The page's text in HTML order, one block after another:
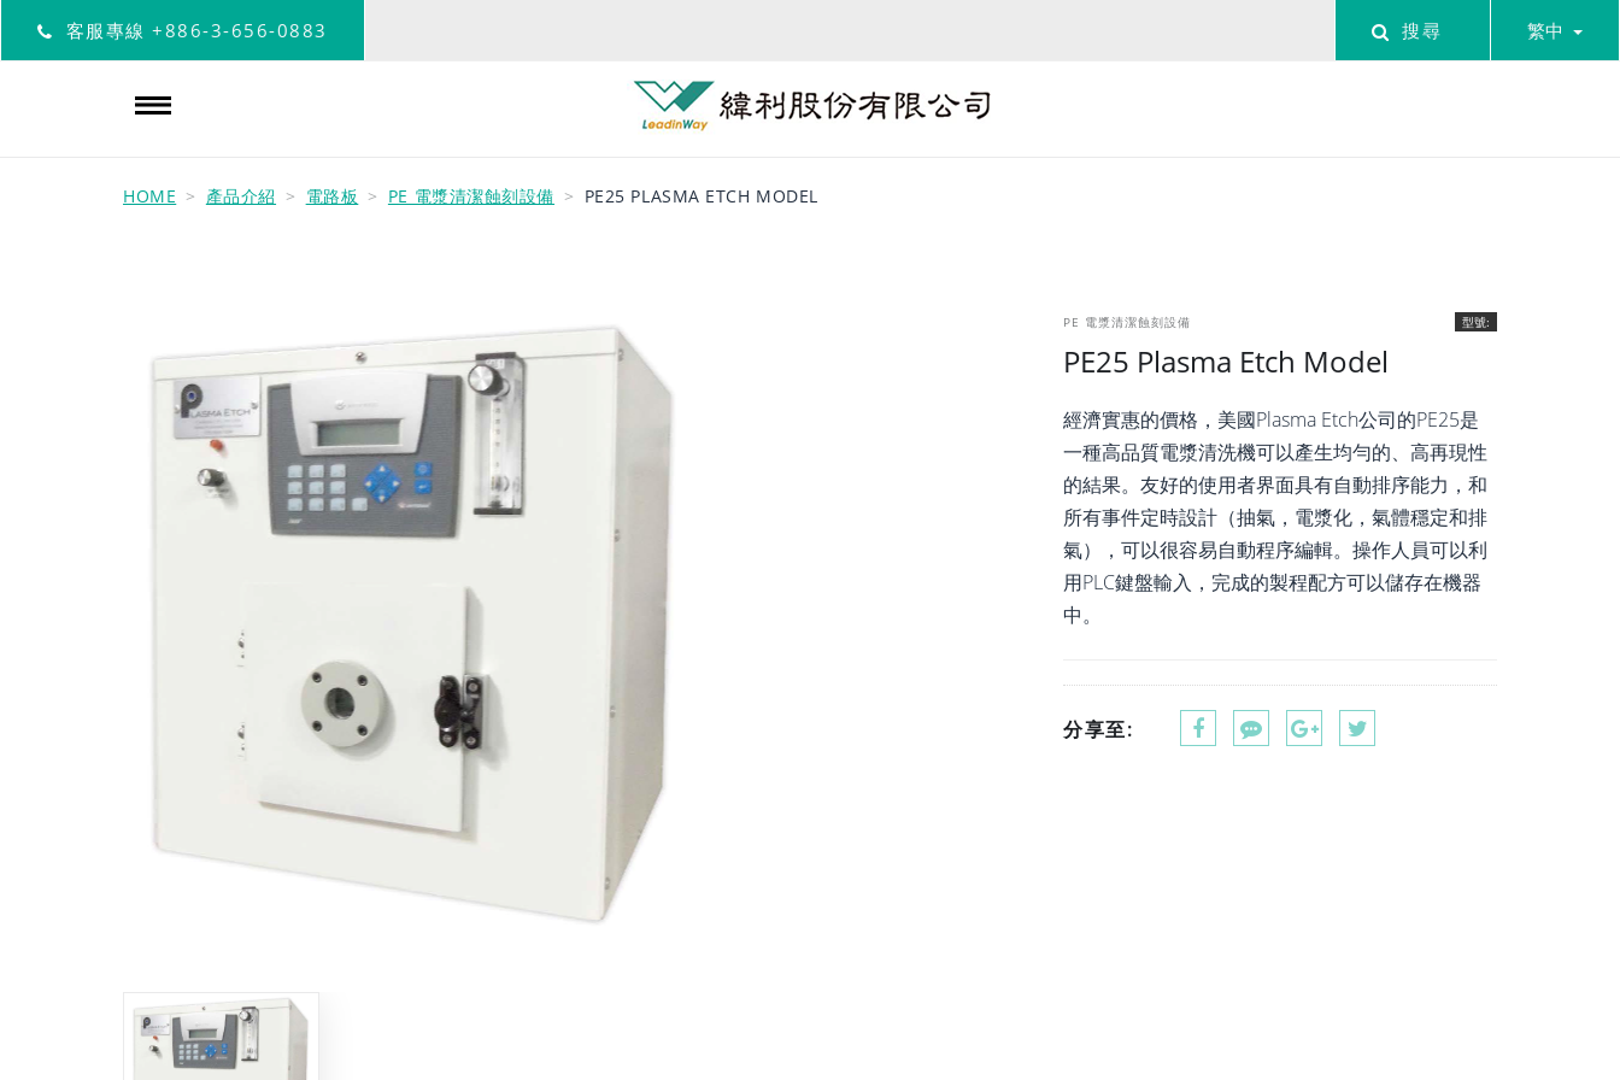
客服專線 +886-3-656-0883 搜尋 繁中
HOME 產品介紹 電路板 PE 電漿清潔蝕刻設備 PE25 PLASMA ETCH MODEL
PE 電漿清潔蝕刻設備
PE25 Plasma Etch Model
型號:
經濟實惠的價格，美國Plasma Etch公司的PE25是
一種高品質電漿清洗機可以產生均勻的、高再現性
的結果。友好的使用者界面具有自動排序能力，和
所有事件定時設計（抽氣，電漿化，氣體穩定和排
氣），可以很容易自動程序編輯。操作人員可以利
用PLC鍵盤輸入，完成的製程配方可以儲存在機器
中。
分享至: